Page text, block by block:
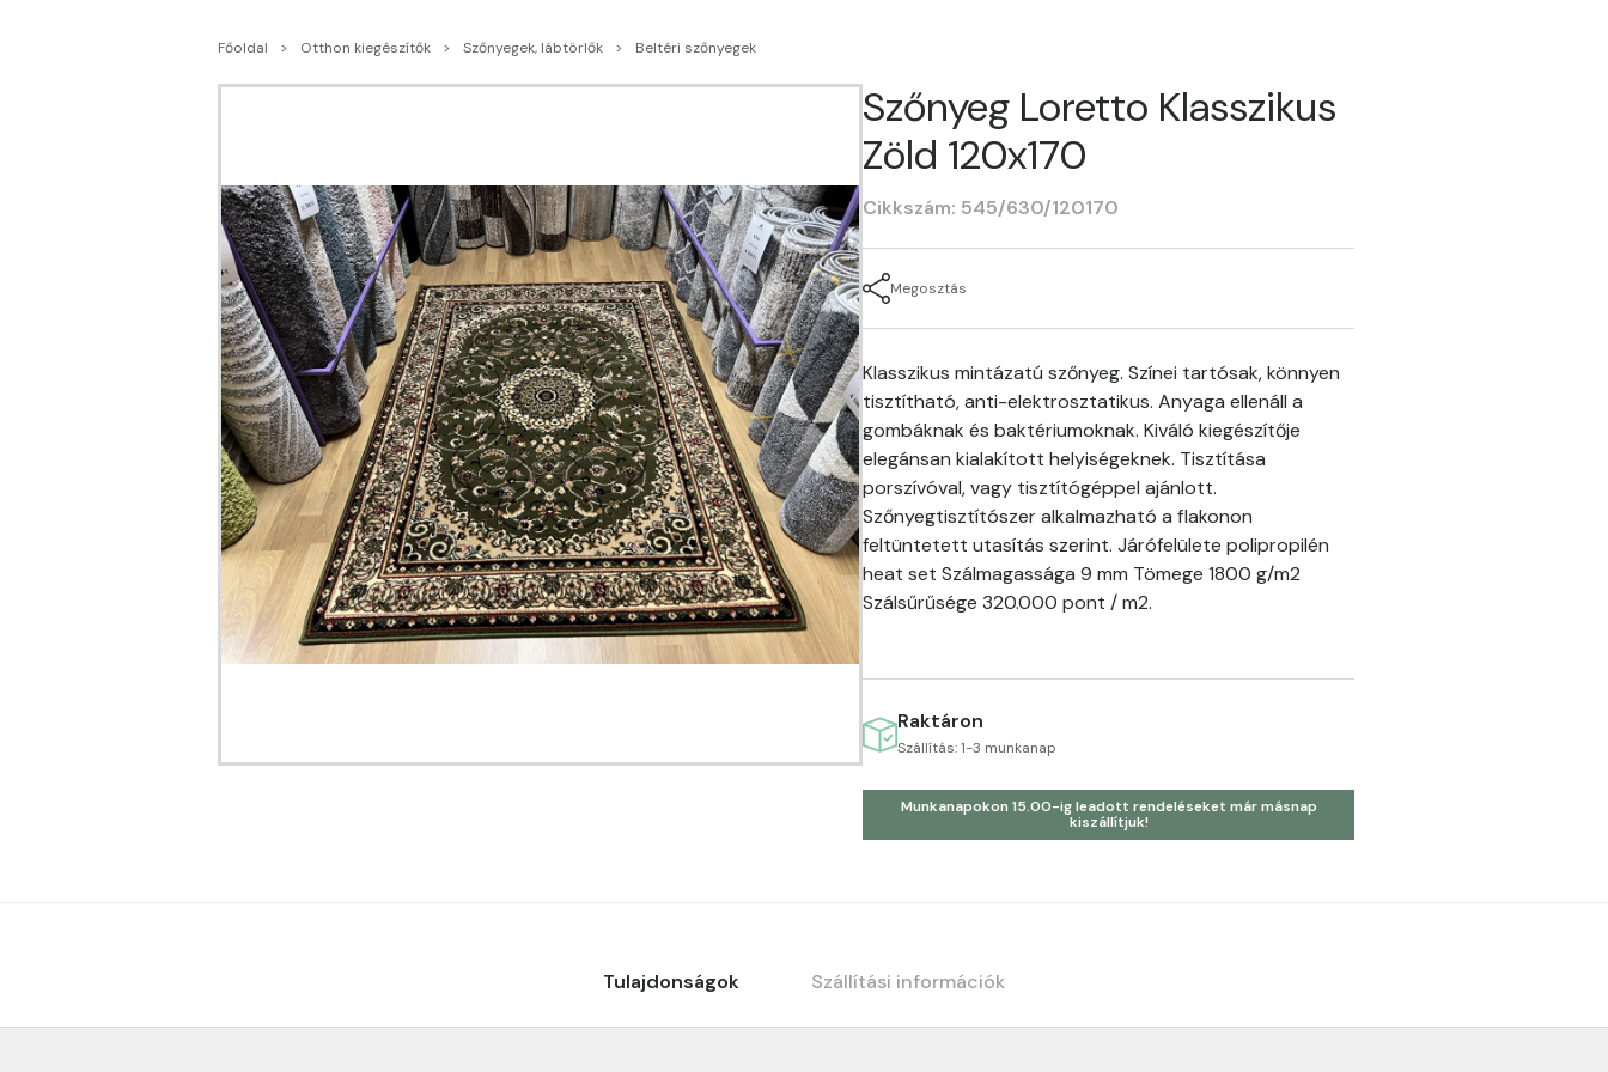
Főoldal Otthon kiegészítők Szőnyegek, lábtörlők Beltéri szőnyegek
Szőnyeg Loretto Klasszikus
Zöld 120x170
Cikkszám: 545/630/120170
Megosztás
Klasszikus mintázatú szőnyeg. Színei tartósak, könnyen
tisztítható, anti-elektrosztatikus. Anyaga ellenáll a
gombáknak és baktériumoknak. Kiváló kiegészítője
elegánsan kialakított helyiségeknek. Tisztítása
porszívóval, vagy tisztítógéppel ajánlott.
Szőnyegtisztítószer alkalmazható a flakonon
feltüntetett utasítás szerint. Járófelülete polipropilén
heat set Szálmagassága 9 mm Tömege 1800 g/m2
Szálsűrűsége 320.000 pont / m2.
Raktáron
Szállítás: 1-3 munkanap
Munkanapokon 15.00-ig leadott rendeléseket már másnap
kiszállítjuk!
Tulajdonságok Szállítási információk